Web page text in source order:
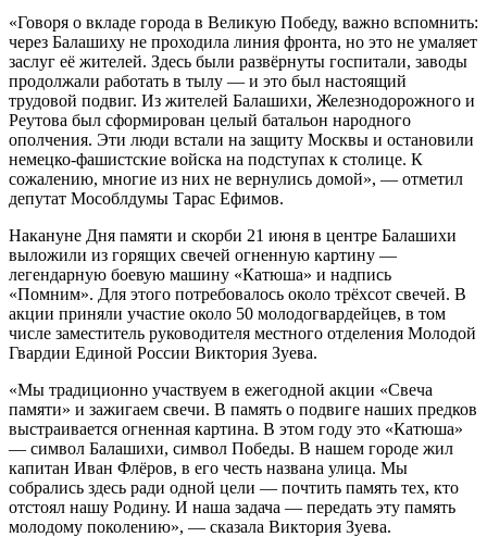
«Говоря о вкладе города в Великую Победу, важно вспомнить:
через Балашиху не проходила линия фронта, но это не умаляет
заслуг её жителей. Здесь были развёрнуты госпитали, заводы
продолжали работать в тылу — и это был настоящий
трудовой подвиг. Из жителей Балашихи, Железнодорожного и
Реутова был сформирован целый батальон народного
ополчения. Эти люди встали на защиту Москвы и остановили
немецко-фашистские войска на подступах к столице. К
сожалению, многие из них не вернулись домой», — отметил
депутат Мособлдумы Тарас Ефимов.
Накануне Дня памяти и скорби 21 июня в центре Балашихи
выложили из горящих свечей огненную картину —
легендарную боевую машину «Катюша» и надпись
«Помним». Для этого потребовалось около трёхсот свечей. В
акции приняли участие около 50 молодогвардейцев, в том
числе заместитель руководителя местного отделения Молодой
Гвардии Единой России Виктория Зуева.
«Мы традиционно участвуем в ежегодной акции «Свеча
памяти» и зажигаем свечи. В память о подвиге наших предков
выстраивается огненная картина. В этом году это «Катюша»
— символ Балашихи, символ Победы. В нашем городе жил
капитан Иван Флёров, в его честь названа улица. Мы
собрались здесь ради одной цели — почтить память тех, кто
отстоял нашу Родину. И наша задача — передать эту память
молодому поколению», — сказала Виктория Зуева.